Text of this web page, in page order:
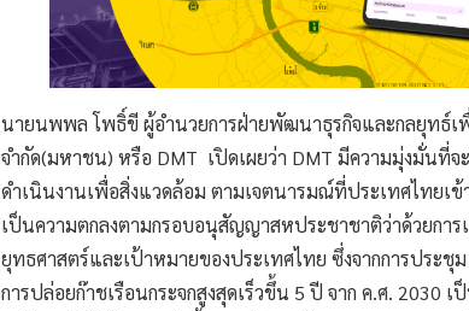
นายนพพล โพธิ์ขี ผู้อำนวยการฝ่ายพัฒนาธุรกิจและกลยุทธ์เ
จำกัด(มหาชน) หรือ DMT เปิดเผยว่า DMT มีความมุ่งมั่นที่
ดำเนินงานเพื่อสิ่งแวดล้อม ตามเจตนารมณ์ที่ประเทศไทยเข้
เป็นความตกลงตามกรอบอนุสัญญาสหประชาชาติว่าด้วยกา
ยุทธศาสตร์และเป้าหมายของประเทศไทย ซึ่งจากการประชุ
การปล่อยก๊าชเรือนกระจกสูงสุดเร็วขึ้น 5 ปี จาก ค.ศ. 2030